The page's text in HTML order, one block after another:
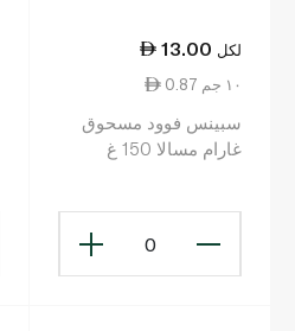
13.00 لكل
0.87 ١٠ جم
سبينس فوود مسحوق
غارام مسالا 150 غ
0